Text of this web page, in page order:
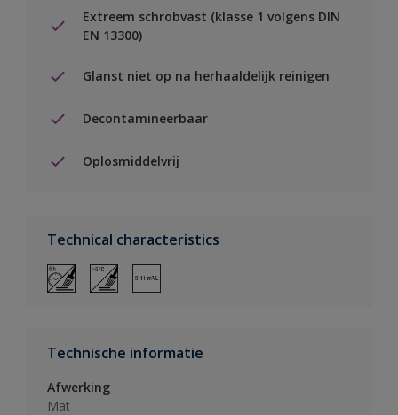
Extreem schrobvast (klasse 1 volgens DIN
EN 13300)
Glanst niet op na herhaaldelijk reinigen
Decontamineerbaar
Oplosmiddelvrij
Technical characteristics
Technische informatie
Afwerking
Mat